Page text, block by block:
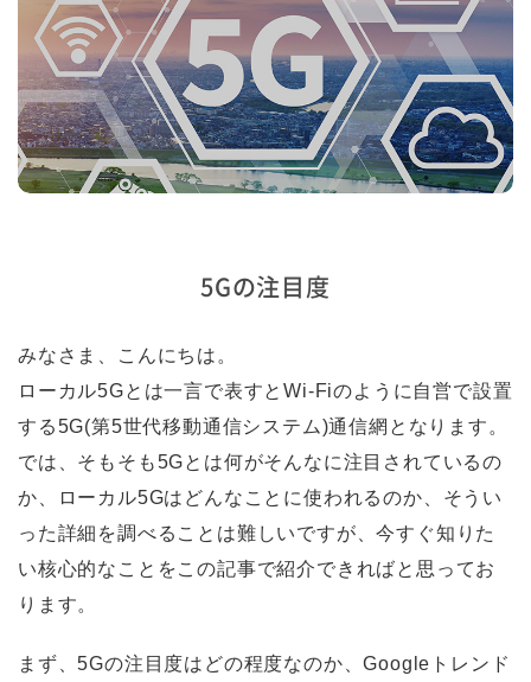
5Gの注目度
みなさま、こんにちは。
ローカル5Gとは一言で表すとWi-Fiのように自営で設置
する5G(第5世代移動通信システム)通信網となります。
では、そもそも5Gとは何がそんなに注目されているの
か、ローカル5Gはどんなことに使われるのか、そうい
った詳細を調べることは難しいですが、今すぐ知りた
い核心的なことをこの記事で紹介できればと思ってお
ります。
まず、5Gの注目度はどの程度なのか、Googleトレンド